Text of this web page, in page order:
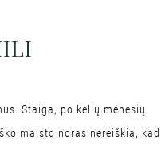
Staiga, po kelių mėnesių
maisto noras nereiškia, kad